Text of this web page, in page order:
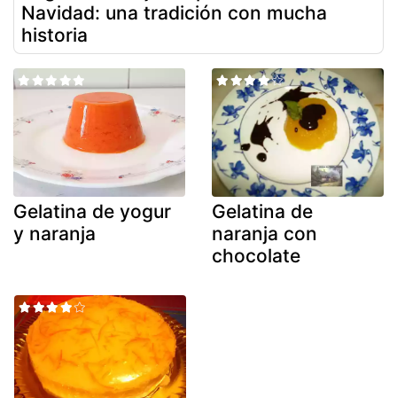
Navidad: una tradición con mucha
historia
Gelatina de yogur
y naranja
Gelatina de
naranja con
chocolate